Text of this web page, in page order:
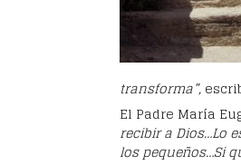
transforma”,
El Padre María
recibir a Dios…Lo
los pequeños…Si